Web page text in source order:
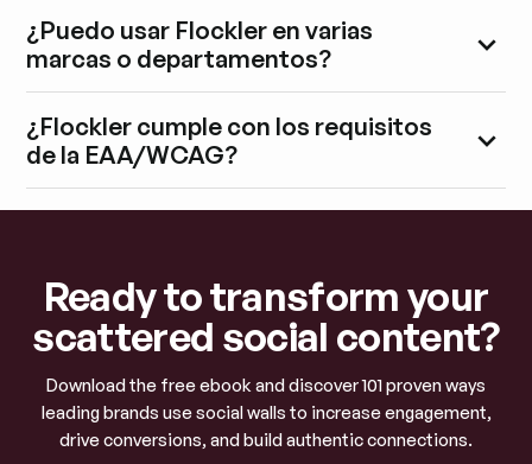
¿Puedo usar Flockler en varias
marcas o departamentos?
¿Flockler cumple con los requisitos
de la EAA/WCAG?
Ready to transform your
scattered social content?
Download the free ebook and discover 101 proven ways
leading brands use social walls to increase engagement,
drive conversions, and build authentic connections.